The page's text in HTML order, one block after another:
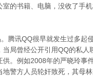
室的书籍、电脑，没收了手
腾讯QQ很早就发生过多起
当局曾经公开引用QQ的私人
供。例如2008年的严晓玲事
地警方人员轮奸致死，其母